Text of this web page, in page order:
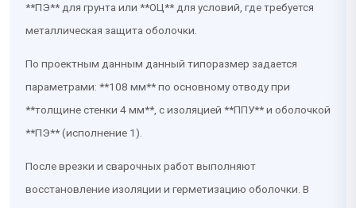
**ПЭ** для грунта или **ОЦ** для условий, где требуется
металлическая защита оболочки.
По проектным данным данный типоразмер задается
параметрами: **108 мм** по основному отводу при
**толщине стенки 4 мм**, с изоляцией **ППУ** и оболочкой
**ПЭ** (исполнение 1).
После врезки и сварочных работ выполняют
восстановление изоляции и герметизацию оболочки. В